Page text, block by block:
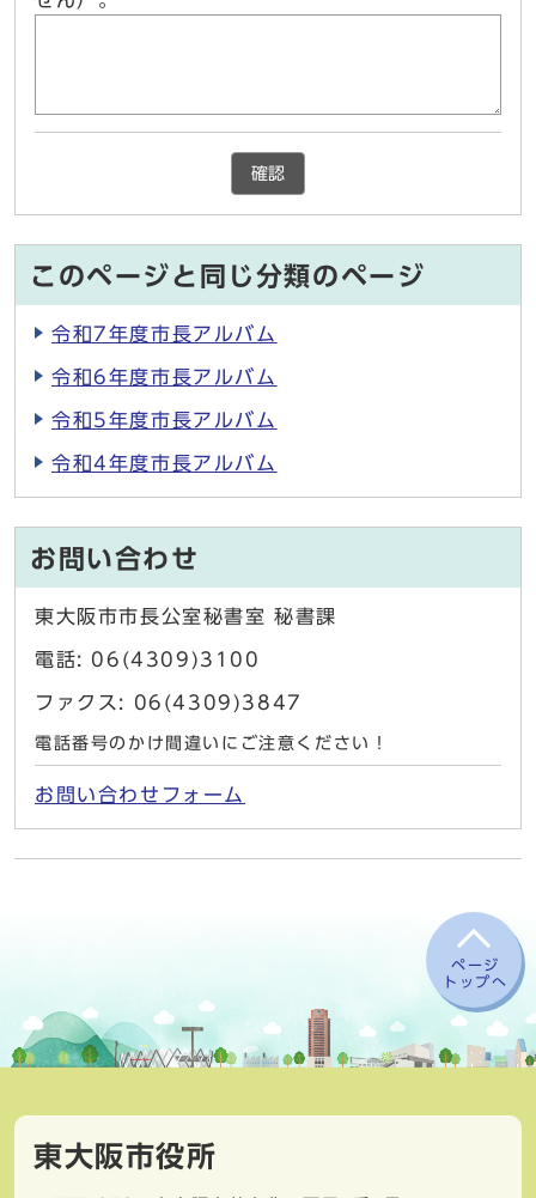
確認
このページと同じ分類のページ
令和7年度市長アルバム
令和6年度市長アルバム
令和5年度市長アルバム
令和4年度市長アルバム
お問い合わせ
東大阪市市長公室秘書室 秘書課
電話: 06(4309)3100
ファクス: 06(4309)3847
電話番号のかけ間違いにご注意ください！
お問い合わせフォーム
ページ
トップへ
東大阪市役所